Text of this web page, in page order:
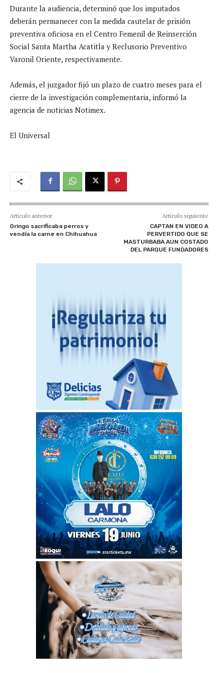
Durante la audiencia, determinó que los imputados
deberán permanecer con la medida cautelar de prisión
preventiva oficiosa en el Centro Femenil de Reinserción
Social Santa Martha Acatitla y Reclusorio Preventivo
Varonil Oriente, respectivamente.
Además, el juzgador fijó un plazo de cuatro meses para el
cierre de la investigación complementaria, informó la
agencia de noticias Notimex.
El Universal
Artículo anterior
Gringo sacrificaba perros y
vendía la carne en Chihuahua
Artículo siguiente
CAPTAN EN VIDEO A
PERVERTIDO QUE SE
MASTURBABA AUN COSTADO
DEL PARQUE FUNDADORES